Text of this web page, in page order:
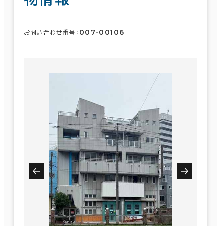
お問い合わせ番号： 007-00106